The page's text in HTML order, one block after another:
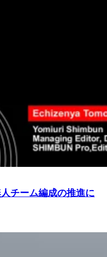
チーム編成の推進に